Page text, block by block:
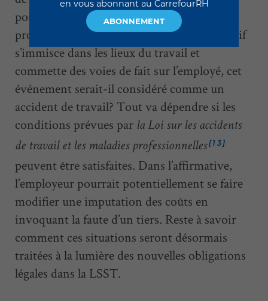
en vous abonnant au CarrefourRH
ABONNEMENT
possibles réclamations en matière de lésion
professionnelle. Advenant que l’auteur abusif
s’immisce dans les lieux du travail et
commette des voies de fait sur l’employé, cet
événement serait-il considéré comme un
accident de travail? Tout va dépendre si les
conditions prévues par la Loi sur les accidents
de travail et les maladies professionnelles [13]
peuvent être satisfaites. Dans l’affirmative,
l’employeur pourrait potentiellement se faire
modifier une imputation des coûts en
invoquant la faute d’un tiers. Reste à savoir
comment ces situations seront désormais
traitées à la lumière des nouvelles obligations
légales dans la LSST.